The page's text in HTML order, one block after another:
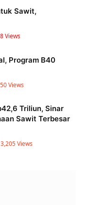
Sawit,
Views
Program B40
Views
Triliun, Sinar
Sawit Terbesar
3,205Views